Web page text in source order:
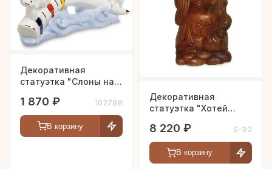
Декоративная
статуэтка "Слоны на
1 870 ₽ 102798
В корзину
Декоративная
статуэтка "Хотей
8 220 ₽ S-30
В корзину